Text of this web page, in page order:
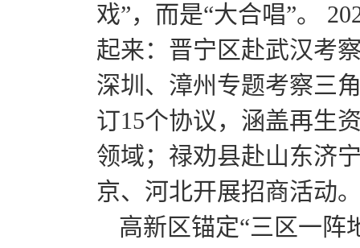
戏”，而是“大合唱”。
起来：晋宁区赴武汉考
深圳、漳州专题考察三
订15个协议，涵盖再生
领域；禄劝县赴山东济
京、河北开展招商活动
高新区锚定“三区一阵